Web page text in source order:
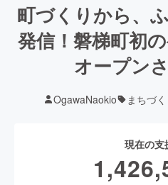
町づくりから、
発信！磐梯町初
オープン
OgawaNaokio まちづ
現在の支